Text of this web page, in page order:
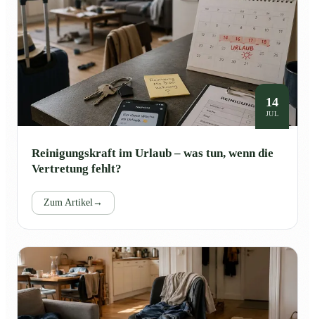
14
JUL
Reinigungskraft im Urlaub – was tun, wenn die
Vertretung fehlt?
Zum Artikel→